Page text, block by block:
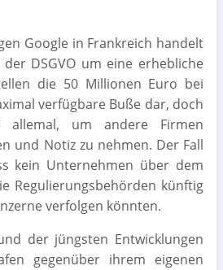
Google in Frankreich handelt
DSGVO um eine erhebliche
die 50 Millionen Euro bei
verfügbare Buße dar, doch
um andere Firmen
und Notiz zu nehmen. Der Fall
kein Unternehmen über dem
Regulierungsbehörden künftig
verfolgen könnten.
der jüngsten Entwicklungen
gegenüber ihrem eigenen